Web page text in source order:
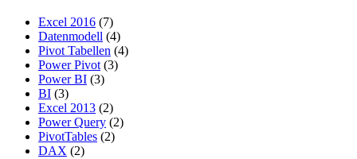
Excel 2016 (7)
Datenmodell (4)
Pivot Tabellen (4)
Power Pivot (3)
Power BI (3)
BI (3)
Excel 2013 (2)
Power Query (2)
PivotTables (2)
DAX (2)